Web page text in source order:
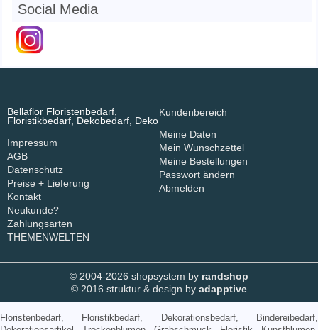
Social Media
Bellaflor Floristenbedarf,
Floristikbedarf, Dekobedarf, Deko
Impressum
AGB
Datenschutz
Preise + Lieferung
Kontakt
Neukunde?
Zahlungsarten
THEMENWELTEN
Kundenbereich
Meine Daten
Mein Wunschzettel
Meine Bestellungen
Passwort ändern
Abmelden
© 2004-2026 shopsystem by randshop
© 2016 struktur & design by adapptive
Floristenbedarf, Floristikbedarf, Dekorationsbedarf, Bindereibedarf,